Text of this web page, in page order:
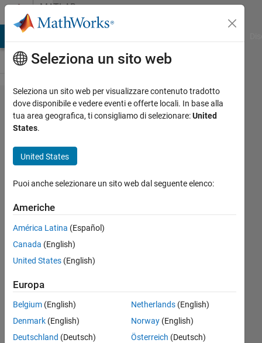
Vai al contenutoMATLAB
Answers
How
can I
the
of a
loop
zaxtronix
2016
2
Risposte
Risposta
accettata
Seleziona un sito web
Seleziona un sito web per visualizzare contenuto tradotto
dove disponibile e vedere eventi e offerte locali. In base alla
tua area geografica, ti consigliamo di selezionare:United
States.
United States
Puoi anche selezionare un sito web dal seguente elenco:
Americhe
América Latina (Español)
Canada (English)
United States (English)
Europa
Belgium (English)
Denmark (English)
Deutschland (Deutsch)
Netherlands(English)
Norway(English)
Österreich (Deutsch)